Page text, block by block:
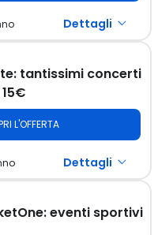
Dettagli
necessario per
approfitta di imperdibili
tantissimi concerti
Dettagli
i tuoi concerti a partire
L'OFFERTA
eventi sportivi